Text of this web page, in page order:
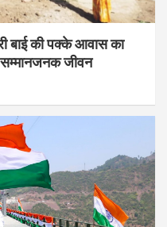
बाई की पक्के आवास का
सम्मानजनक जीवन